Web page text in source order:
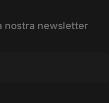
nostra newsletter